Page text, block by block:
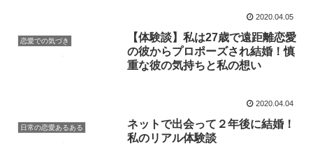
2020.04.05
恋愛での気づき
【体験談】私は27歳で遠距離恋愛
の彼からプロポーズされ結婚！慎
重な彼の気持ちと私の想い
2020.04.04
日常の恋愛あるある
ネットで出会って２年後に結婚！
私のリアル体験談